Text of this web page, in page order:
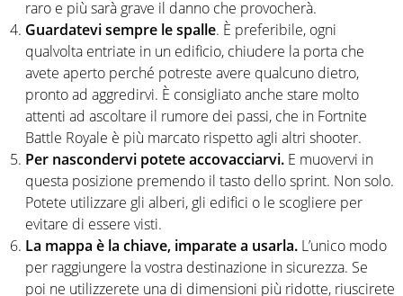
raro e più sarà grave il danno che provocherà.
Guardatevi sempre le spalle. È preferibile, ogni
qualvolta entriate in un edificio, chiudere la porta che
avete aperto perché potreste avere qualcuno dietro,
pronto ad aggredirvi. È consigliato anche stare molto
attenti ad ascoltare il rumore dei passi, che in Fortnite
Battle Royale è più marcato rispetto agli altri shooter.
Per nascondervi potete accovacciarvi. E muovervi in
questa posizione premendo il tasto dello sprint. Non solo.
Potete utilizzare gli alberi, gli edifici o le scogliere per
evitare di essere visti.
La mappa è la chiave, imparate a usarla. L’unico modo
per raggiungere la vostra destinazione in sicurezza. Se
poi ne utilizzerete una di dimensioni più ridotte, riuscirete